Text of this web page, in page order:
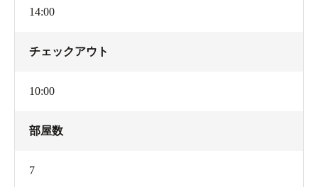
14:00
チェックアウト
10:00
部屋数
7